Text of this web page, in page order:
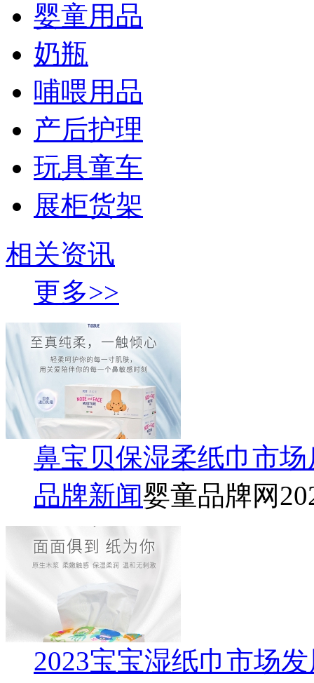
婴童用品
奶瓶
哺喂用品
产后护理
玩具童车
展柜货架
相关资讯
更多>>
鼻宝贝保湿柔纸巾市
品牌新闻婴童品牌网
2023宝宝湿纸巾市场